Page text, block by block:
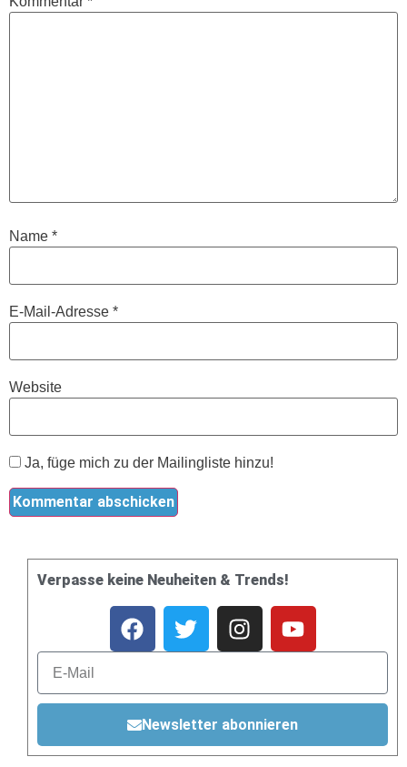
Name *
E-Mail-Adresse *
Website
Ja, füge mich zu der Mailingliste hinzu!
Verpasse keine Neuheiten & Trends!
Newsletter abonnieren